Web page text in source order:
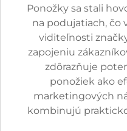
Ponožky sa stali
na podujatiach, čo
viditeľnosti
zapojeniu
zdôrazňuje
ponožiek ako
marketingových
kombinujú